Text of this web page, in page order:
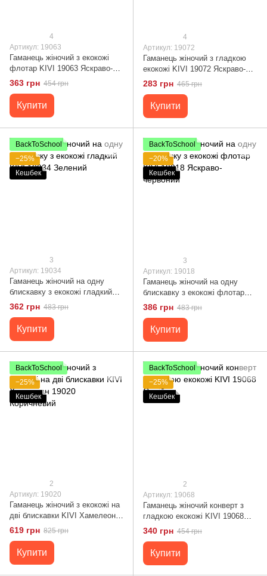
4
Артикул: 19063
Гаманець жіночий з екокожі
флотар KIVI 19063 Яскраво-
червоний
363 грн 454 грн
Купити
4
Артикул: 19072
Гаманець жіночий з гладкою
екокожі KIVI 19072 Яскраво-
рожевий
283 грн 465 грн
Купити
BackToSchool
−25%
Кешбек
3
Артикул: 19034
Гаманець жіночий на одну
блискавку з екокожі гладкий
KIVI 19034 Зелений
362 грн 483 грн
Купити
BackToSchool
−20%
Кешбек
3
Артикул: 19018
Гаманець жіночий на одну
блискавку з екокожі флотар
KIVI 19018 Яскраво-червоний
386 грн 483 грн
Купити
BackToSchool
−25%
Кешбек
2
Артикул: 19020
Гаманець жіночий з екокожі на
дві блискавки KIVI Хамелеон
19020 Коричневий
619 грн 825 грн
Купити
BackToSchool
−25%
Кешбек
2
Артикул: 19068
Гаманець жіночий конверт з
гладкою екокожі KIVI 19068
Синій
340 грн 454 грн
Купити